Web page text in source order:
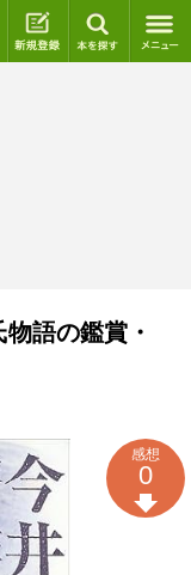
ログイン 新規登録
語の鑑賞・
感想
0